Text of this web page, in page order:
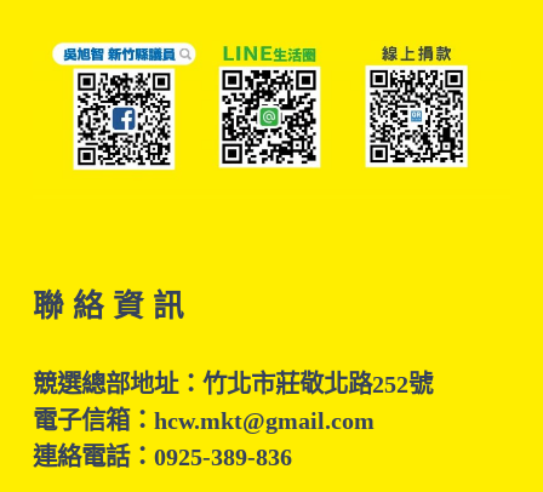
聯 絡 資 訊
競選總部地址：竹北市莊敬北路252號
電子信箱：hcw.mkt@gmail.com
連絡電話：0925-389-836